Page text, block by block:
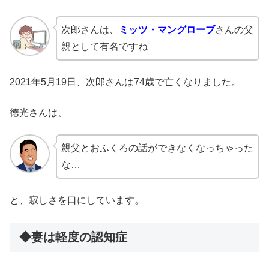
次郎さんは、 ミッツ・マングローブさんの父
親として有名ですね
2021年5月19日、次郎さんは74歳で亡くなりました。
徳光さんは、
親父とおふくろの話ができなくなっちゃった
な…
と、寂しさを口にしています。
◆妻は軽度の認知症